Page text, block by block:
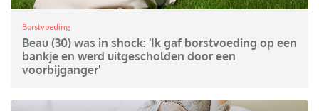
Borstvoeding
Beau (30) was in shock: ‘Ik gaf borstvoeding op een
bankje en werd uitgescholden door een
voorbijganger'